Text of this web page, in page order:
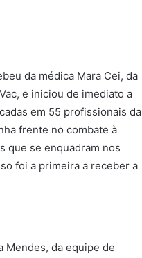
da médica Mara Cei, da
e iniciou de imediato a
em 55 profissionais da
frente no combate à
que se enquadram nos
foi a primeira a receber a
Mendes, da equipe de